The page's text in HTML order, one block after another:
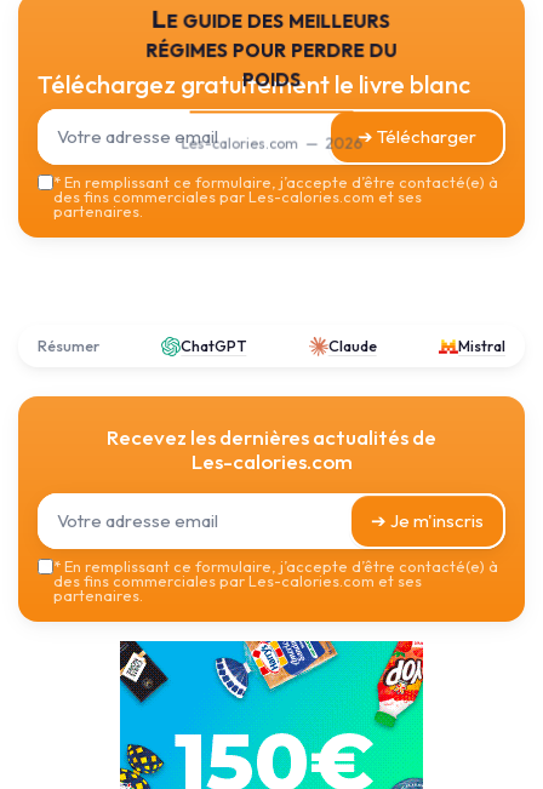
Le guide des meilleurs
régimes pour perdre du
poids
Les-calories.com — 2026
Téléchargez gratuitement le livre blanc
➔ Télécharger
*En remplissant ce formulaire, j’accepte d’être contacté(e) à
des fins commerciales par Les-calories.com et ses
partenaires.
Résumer ChatGPT Claude Mistral
Recevez les dernières actualités de
Les-calories.com
➔ Je m'inscris
*En remplissant ce formulaire, j’accepte d’être contacté(e) à
des fins commerciales par Les-calories.com et ses
partenaires.